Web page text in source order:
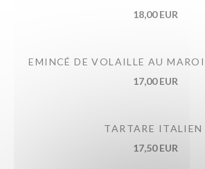
18,00 EUR
EMINCÉ DE VOLAILLE AU
17,00 EUR
TARTARE ITALIEN
17,50 EUR